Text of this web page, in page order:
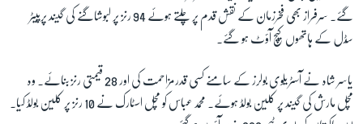
گئے۔ سرفراز بھی فخرزمان کے نقش قدم پر چلتے ہوئے 94 رنز پر لبوشاگنے کی گیند پرپیٹر
سِڈل کے ہاتھوں کیچ آؤٹ ہو گئے۔
یاسر شاہ نے آسٹریلوی بولرز کے سامنے کسی قدرمزاحمت کی اور 28 قیمتی رنز بنائے۔ وہ
مچل مارش کی گیند پر کلین بولڈ ہوئے۔ محمد عباس کو مچل اسٹارک نے 10 رنز پر کلین بولڈ کیا۔